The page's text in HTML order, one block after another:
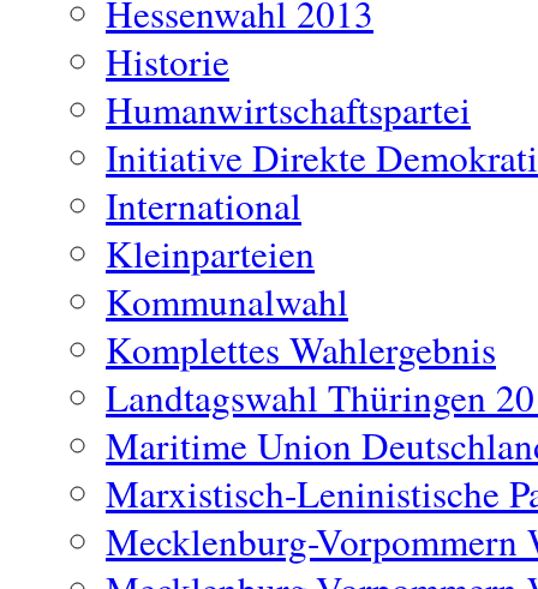
Hessenwahl 2013
Historie
Humanwirtschaftspartei
Initiative Direkte
International
Kleinparteien
Kommunalwahl
Komplettes Wahlergebnis
Landtagswahl Thüringen
Maritime Union
Marxistisch-Leninistische
Mecklenburg-Vorpommern